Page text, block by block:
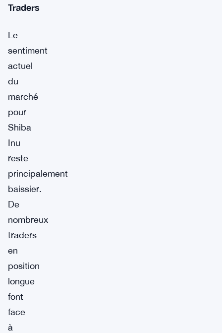
Traders
Le
sentiment
actuel
du
marché
pour
Shiba
Inu
reste
principalement
baissier.
De
nombreux
traders
en
position
longue
font
face
à